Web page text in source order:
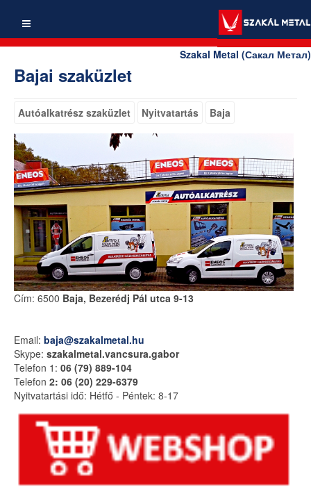
Szakal Metal (Сакал Метал)
Bajai szaküzlet
Autóalkatrész szaküzlet Nyitvatartás Baja
Cím: 6500 Baja, Bezerédj Pál utca 9-13
Email: baja@szakalmetal.hu
Skype: szakalmetal.vancsura.gabor
Telefon 1: 06 (79) 889-104
Telefon 2: 06 (20) 229-6379
Nyitvatartási idő: Hétfő - Péntek: 8-17